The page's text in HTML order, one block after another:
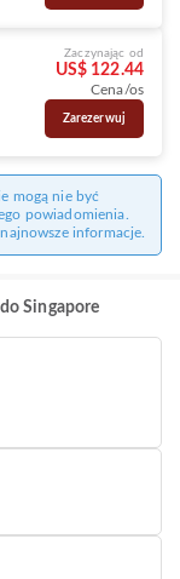
Zaczynając od
US$ 122.44
Cena/os
Zarezerwuj
mogą nie być
powiadomienia.
informacje.
Singapore